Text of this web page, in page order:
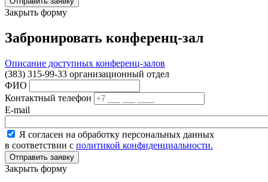
Закрыть форму
Забронировать конференц-зал
Описание доступных конференц-залов
(383) 315-99-33 организационный отдел
ФИО
Контактный телефон
E-mail
Я согласен на обработку персональных данных
в соответствии с политикой конфиденциальности.
Закрыть форму